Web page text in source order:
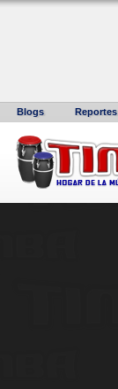
Blogs Reportes